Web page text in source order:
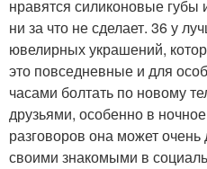
нравятся силиконовые губы
ни за что не сделает. 36 у
ювелирных украшений,
это повседневные и для
часами болтать по новому
друзьями, особенно в
разговоров она может
своими знакомыми в